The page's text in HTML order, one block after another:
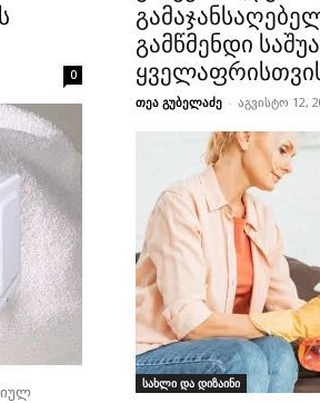
0
გამწმენდი
თეა გუბელაძე - აგვისტო 12,
სახლი და დიზაინი